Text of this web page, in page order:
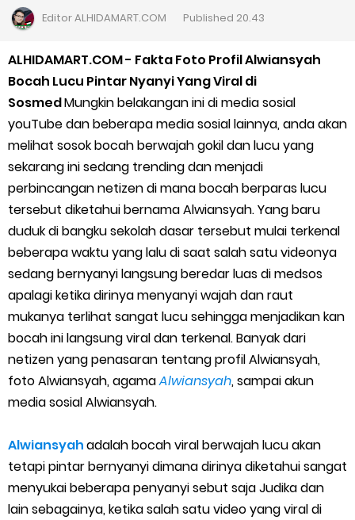
Cara Daftar Goshop agar Cepat Diterima
Apa itu Grab Saap? Layanan Antri Online Terbaru Dari Grab
Cara Jitu Mendapat Voucher Gojek Gratis
Cara Ping DNS Server Gojek Gopartner
Cara Mudah Melihat Nomor Shopeepay Sendiri dan Orang Lain
7 Cara Mudah Top Up Grab untuk Driver
5 Versi Map Paling Gacor Untuk Ojek Online
Penyebab dan Cara Memulihkan Akun Gojek Dibekukan
Cara Menghitung Penghasilan Grab Sesuai dengan Orderan
Cara Menggunakan Paket Telkomsel Mitra Gojek
5 Cara Top Up InDriver dengan Mudah
10 Cara Jitu Autobid Untuk Lala Motor dan Mobil 2023
Batas Saldo Untuk Akun Gopay Biasa dan Upgrade
EditorALHIDAMART.COM Published 20.43
ALHIDAMART.COM - Fakta Foto Profil Alwiansyah
Bocah Lucu Pintar Nyanyi Yang Viral di
SosmedMungkin belakangan ini di media sosial
youTube dan beberapa media sosial lainnya, anda akan
melihat sosok bocah berwajah gokil dan lucu yang
sekarang ini sedang trending dan menjadi
perbincangan netizen di mana bocah berparas lucu
tersebut diketahui bernama Alwiansyah. Yang baru
duduk di bangku sekolah dasar tersebut mulai terkenal
beberapa waktu yang lalu di saat salah satu videonya
sedang bernyanyi langsung beredar luas di medsos
apalagi ketika dirinya menyanyi wajah dan raut
mukanya terlihat sangat lucu sehingga menjadikan kan
bocah ini langsung viral dan terkenal. Banyak dari
netizen yang penasaran tentang profil Alwiansyah,
foto Alwiansyah, agamaAlwiansyah, sampai akun
media sosial Alwiansyah.
Alwiansyahadalah bocah viral berwajah lucu akan
tetapi pintar bernyanyi dimana dirinya diketahui sangat
menyukai beberapa penyanyi sebut saja Judika dan
lain sebagainya, ketika salah satu video yang viral di